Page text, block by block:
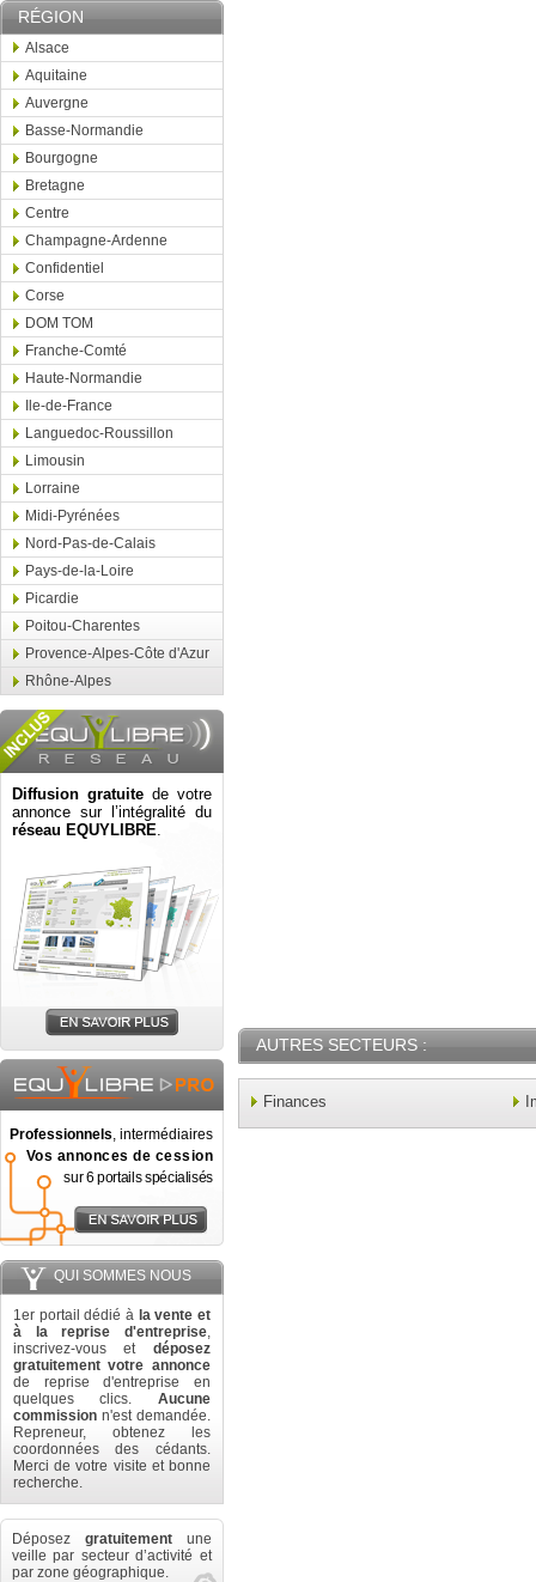
RÉGION
Alsace
Aquitaine
Auvergne
Basse-Normandie
Bourgogne
Bretagne
Centre
Champagne-Ardenne
Confidentiel
Corse
DOM TOM
Franche-Comté
Haute-Normandie
Ile-de-France
Languedoc-Roussillon
Limousin
Lorraine
Midi-Pyrénées
Nord-Pas-de-Calais
Pays-de-la-Loire
Picardie
Poitou-Charentes
Provence-Alpes-Côte d'Azur
Rhône-Alpes
Diffusion gratuite de votre
annonce sur l’intégralité du
réseau EQUYLIBRE.
Professionnels, intermédiaires
Vos annonces de cession
sur 6 portails spécialisés
QUI SOMMES NOUS
1er portail dédié à la vente et
à la reprise d'entreprise,
inscrivez-vous et déposez
gratuitement votre annonce
de reprise d'entreprise en
quelques clics. Aucune
commission n'est demandée.
Repreneur, obtenez les
coordonnées des cédants.
Merci de votre visite et bonne
recherche.
Déposez gratuitement une
veille par secteur d’activité et
par zone géographique.
AUTRES SECTEURS :
Finances